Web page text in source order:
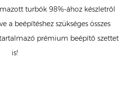
turbók 98%-ához készletről
a beépítéshez szükséges összes
prémium beépítő szettet
is!